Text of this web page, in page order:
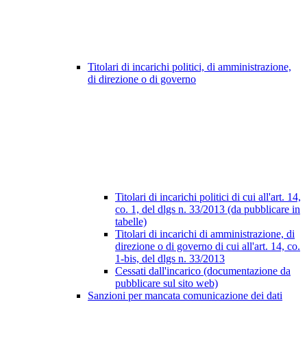
Titolari di incarichi politici, di amministrazione,
di direzione o di governo
Titolari di incarichi politici di cui all'art. 14,
co. 1, del dlgs n. 33/2013 (da pubblicare in
tabelle)
Titolari di incarichi di amministrazione, di
direzione o di governo di cui all'art. 14, co.
1-bis, del dlgs n. 33/2013
Cessati dall'incarico (documentazione da
pubblicare sul sito web)
Sanzioni per mancata comunicazione dei dati